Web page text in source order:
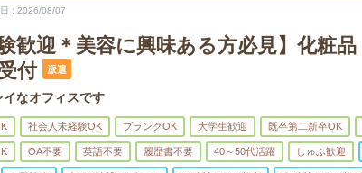
2026/08/07
験歓迎＊美容に興味ある方必見】化粧
付
派遣
イなオフィスです
社会人未経験OK ブランクOK 大学生歓迎 既卒第二新卒OK
OA不要 英語不要 履歴書不要 40～50代活躍 しゅふ歓迎